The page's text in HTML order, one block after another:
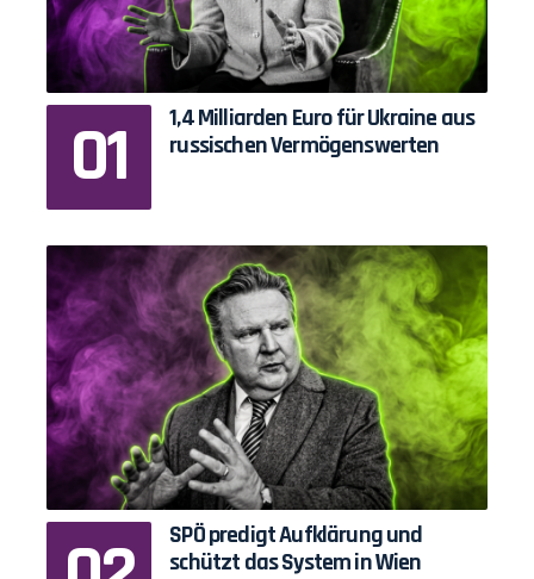
1,4 Milliarden Euro für Ukraine aus
russischen Vermögenswerten
SPÖ predigt Aufklärung und
schützt das System in Wien